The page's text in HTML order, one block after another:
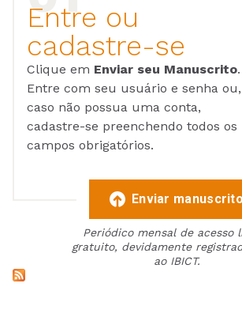
Entre ou
cadastre-se
Clique em Enviar seu Manuscrito.
Entre com seu usuário e senha ou,
caso não possua uma conta,
cadastre-se preenchendo todos os
campos obrigatórios.
Enviar manuscrito
Periódico mensal de acesso
gratuito, devidamente
ao IBICT.